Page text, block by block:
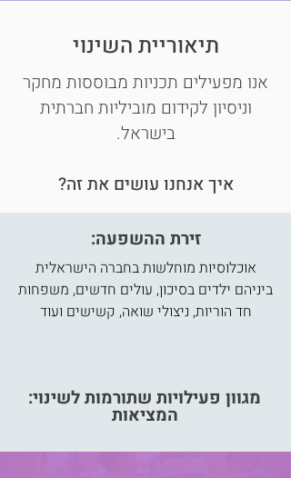
תיאוריית השינוי
אנו מפעילים תכניות מבוססות מחקר
וניסיון לקידום מוביליות חברתית
בישראל.
איך אנחנו עושים את זה?
:זירת ההשפעה
אוכלוסיות מוחלשות בחברה הישראלית
ביניהם ילדים בסיכון, עולים חדשים, משפחות
חד הוריות, ניצולי שואה, קשישים ועוד
:מגוון פעילויות שתורמות לשינוי
המציאות